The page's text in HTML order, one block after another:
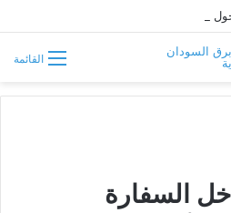
القائمة
السفارة